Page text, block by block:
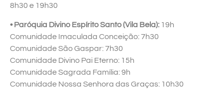
8h30 e 19h30
• Paróquia Divino Espírito Santo (Vila Bela): 19h
Comunidade Imaculada Conceição: 7h30
Comunidade São Gaspar: 7h30
Comunidade Divino Pai Eterno: 15h
Comunidade Sagrada Família: 9h
Comunidade Nossa Senhora das Graças: 10h30